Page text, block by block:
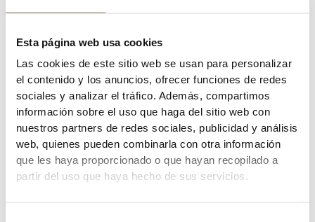
Esta página web usa cookies
Las cookies de este sitio web se usan para personalizar
el contenido y los anuncios, ofrecer funciones de redes
sociales y analizar el tráfico. Además, compartimos
información sobre el uso que haga del sitio web con
nuestros partners de redes sociales, publicidad y análisis
web, quienes pueden combinarla con otra información
que les haya proporcionado o que hayan recopilado a
partir del uso que haya hecho de sus servicios.
CARACTERÍSTICAS
- Las fibras de
Thinsulate
; tienen aproximadamente 15 micrómetros de diámetro,
que es más delgada que las fibras de poliéster que normalmente se usan para la
ropa aislada, como guantes o chaquetas de invierno.
-Thinsulatees más efectivo que dos para aumentar la densidad de las fibras.
Retiene el calor producido por el cuerpo mientras permite que la humedad se
evapore.
- El tratamiento repelente al agua duraderoDWRprotege contra la lluvia, los
charcos y el rociado de los neumáticos.